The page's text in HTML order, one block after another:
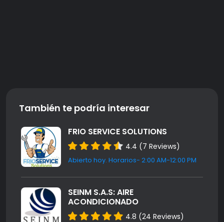
También te podría interesar
FRIO SERVICE SOLUTIONS
4.4 (7 Reviews)
Abierto hoy. Horarios- 2:00 AM-12:00 PM
SEINM S.A.S: AIRE
ACONDICIONADO
4.8 (24 Reviews)